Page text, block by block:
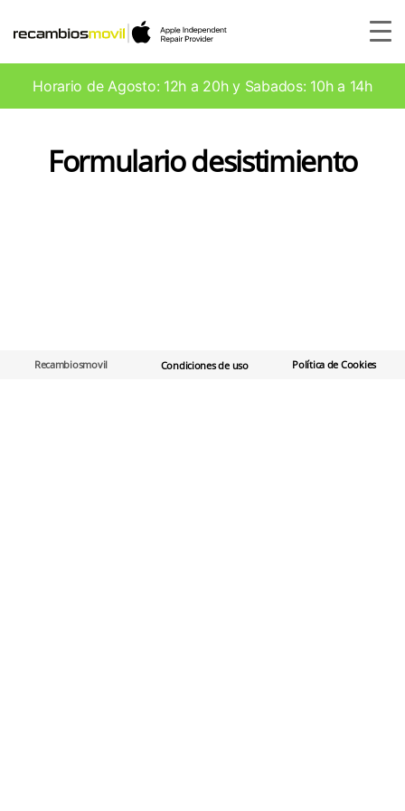
Horario de Agosto: 12h a 20h y Sabados: 10h a 14h
Formulario desistimiento
Recambiosmovil Condiciones de uso Política de Cookies